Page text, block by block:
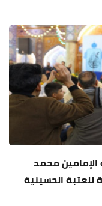
الإمامين محمد
للعتبة الحسينية